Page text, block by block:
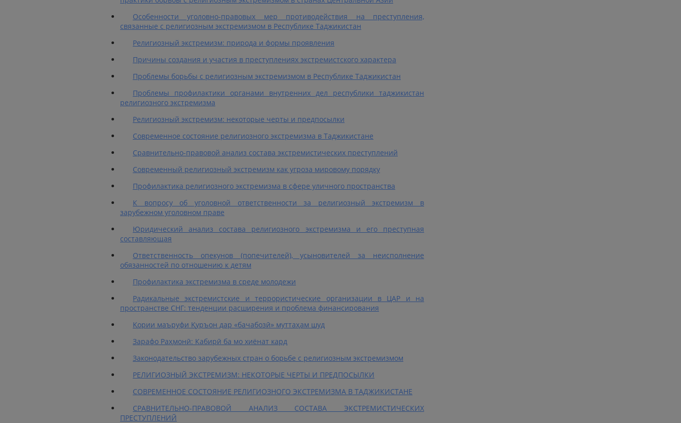
Особенности уголовно-правовых мер противодействия на преступления,
связанные с религиозным экстремизмом в Республике Таджикистан
Религиозный экстремизм: природа и формы проявления
Причины создания и участия в преступлениях экстремистского характера
Проблемы борьбы с религиозным экстремизмом в Республике Таджикистан
Проблемы профилактики органами внутренних дел республики таджикистан
религиозного экстремизма
Религиозный экстремизм: некоторые черты и предпосылки
Современное состояние религиозного экстремизма в Таджикистане
Сравнительно-правовой анализ состава экстремистических преступлений
Современный религиозный экстремизм как угроза мировому порядку
Профилактика религиозного экстремизма в сфере уличного пространства
К вопросу об уголовной ответственности за религиозный экстремизм в
зарубежном уголовном праве
Юридический анализ состава религиозного экстремизма и его преступная
составляющая
Ответственность опекунов (попечителей), усыновителей за неисполнение
обязанностей по отношению к детям
Профилактика экстремизма в среде молодежи
Радикальные экстремистские и террористические организации в ЦАР и на
пространстве СНГ: тенденции расширения и проблема финансирования
Қории маъруфи Қуръон дар «бачабозӣ» муттаҳам шуд
Зарафо Раҳмонӣ: Кабирӣ ба мо хиёнат кард
Законодательство зарубежных стран о борьбе с религиозным экстремизмом
РЕЛИГИОЗНЫЙ ЭКСТРЕМИЗМ: НЕКОТОРЫЕ ЧЕРТЫ И ПРЕДПОСЫЛКИ
СОВРЕМЕННОЕ СОСТОЯНИЕ РЕЛИГИОЗНОГО ЭКСТРЕМИЗМА В ТАДЖИКИСТАНЕ
СРАВНИТЕЛЬНО-ПРАВОВОЙ АНАЛИЗ СОСТАВА ЭКСТРЕМИСТИЧЕСКИХ
ПРЕСТУПЛЕНИЙ